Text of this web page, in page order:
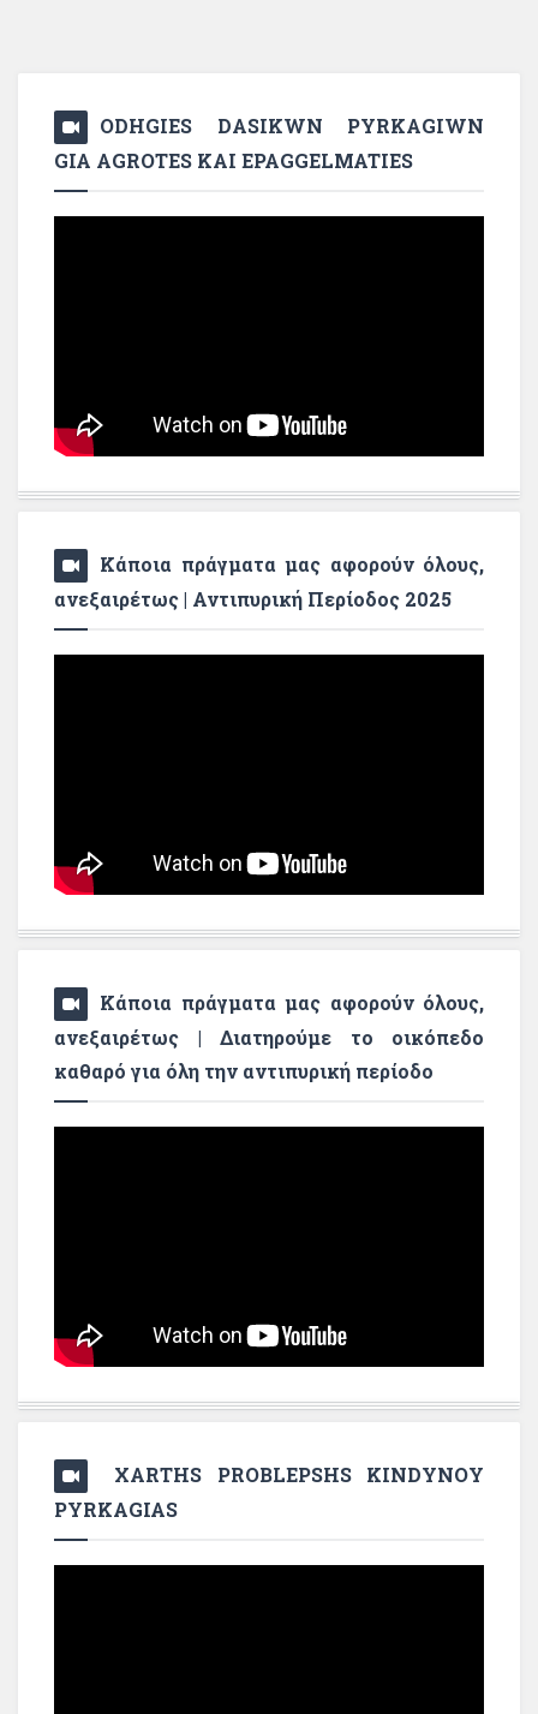
ODHGIES DASIKWN PYRKAGIWN
GIA AGROTES KAI EPAGGELMATIES
Κάποια πράγματα μας αφορούν όλους,
ανεξαιρέτως | Αντιπυρική Περίοδος 2025
Κάποια πράγματα μας αφορούν όλους,
ανεξαιρέτως | Διατηρούμε το οικόπεδο
καθαρό για όλη την αντιπυρική περίοδο
XARTHS PROBLEPSHS KINDYNOY
PYRKAGIAS